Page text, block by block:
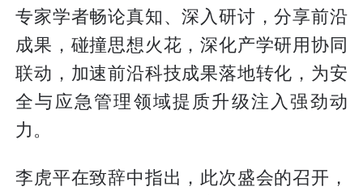
专家学者畅论真知、深入研讨，分享前沿
成果，碰撞思想火花，深化产学研用协同
联动，加速前沿科技成果落地转化，为安
全与应急管理领域提质升级注入强劲动
力。
李虎平在致辞中指出，此次盛会的召开，